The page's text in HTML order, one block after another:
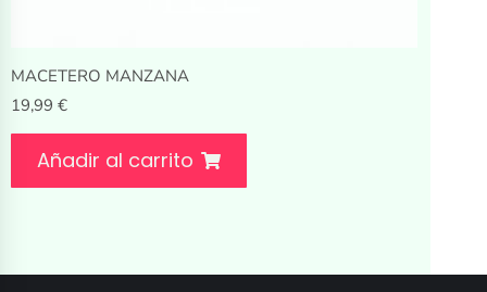
MACETERO MANZANA
19,99 €
Añadir al carrito